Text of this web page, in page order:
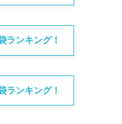
ランキング！
ランキング！